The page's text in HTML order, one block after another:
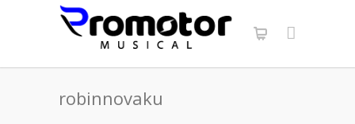
robinnovaku